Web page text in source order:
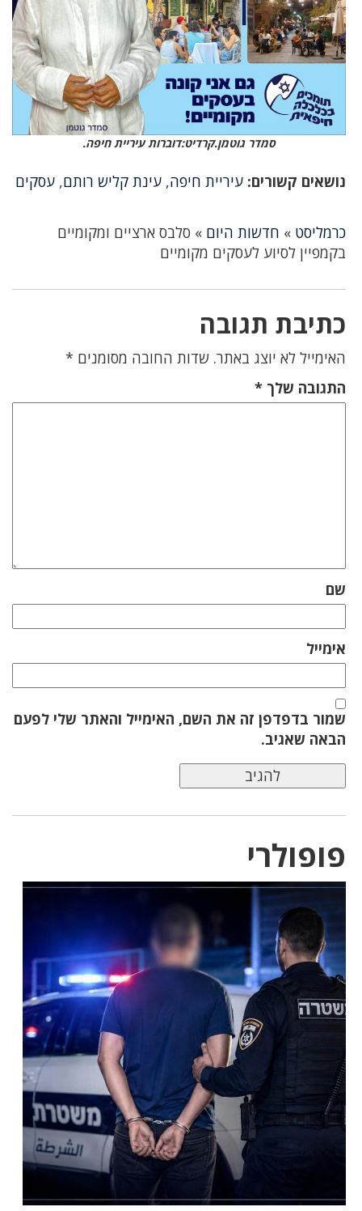
סמדר גוטמן.קרדיט:דוברות עיריית חיפה.
נושאים קשורים: עיריית חיפה, עינת קליש רותם, עסקים
כרמליסט » חדשות היום » סלבס ארציים ומקומיים
בקמפיין לסיוע לעסקים מקומיים
כתיבת תגובה
האימייל לא יוצג באתר. שדות החובה מסומנים *
התגובה שלך *
שם
אימייל
שמור בדפדפן זה את השם, האימייל והאתר שלי לפעם
הבאה שאגיב.
פופולרי